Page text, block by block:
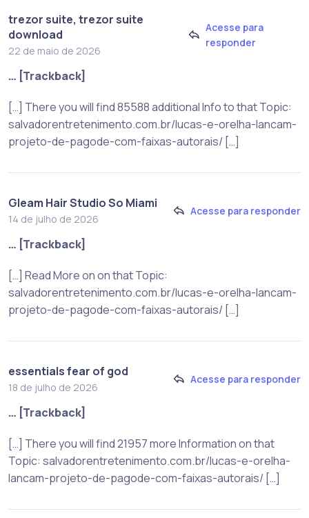
trezor suite, trezor suite
download
22 de maio de 2026
Acesse para
responder
… [Trackback]
[…] There you will find 85588 additional Info to that Topic:
salvadorentretenimento.com.br/lucas-e-orelha-lancam-
projeto-de-pagode-com-faixas-autorais/ […]
Gleam Hair Studio So Miami
14 de julho de 2026
Acesse para responder
… [Trackback]
[…] Read More on on that Topic:
salvadorentretenimento.com.br/lucas-e-orelha-lancam-
projeto-de-pagode-com-faixas-autorais/ […]
essentials fear of god
18 de julho de 2026
Acesse para responder
… [Trackback]
[…] There you will find 21957 more Information on that
Topic: salvadorentretenimento.com.br/lucas-e-orelha-
lancam-projeto-de-pagode-com-faixas-autorais/ […]